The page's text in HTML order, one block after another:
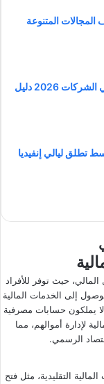
المتنوعة
تكاليف الذكاء الاصطناعي في الشركات 2026 دليل
تطلق ليالي إنفيديا
حيث توفر للأفراد
إلى الخدمات المالية
لا يملكون حسابات مصرفية
لإدارة أموالهم، مما
الرسمي.
التقليدية، مثل فتح